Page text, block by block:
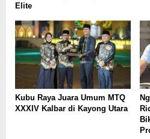
Elite
Kubu Raya Juara Umum MTQ
XXXIV Kalbar di Kayong Utara